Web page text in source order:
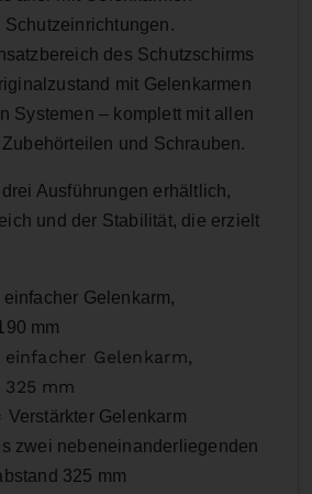
Schutzeinrichtungen.
des Schutzschirms
mit Gelenkarmen
Systemen – komplett mit allen
und Schrauben.
Ausführungen erhältlich,
und der Stabilität, die erzielt
einfacher Gelenkarm,
mm
einfacher Gelenkarm,
mm
Verstärkter Gelenkarm
zwei nebeneinanderliegenden
325 mm